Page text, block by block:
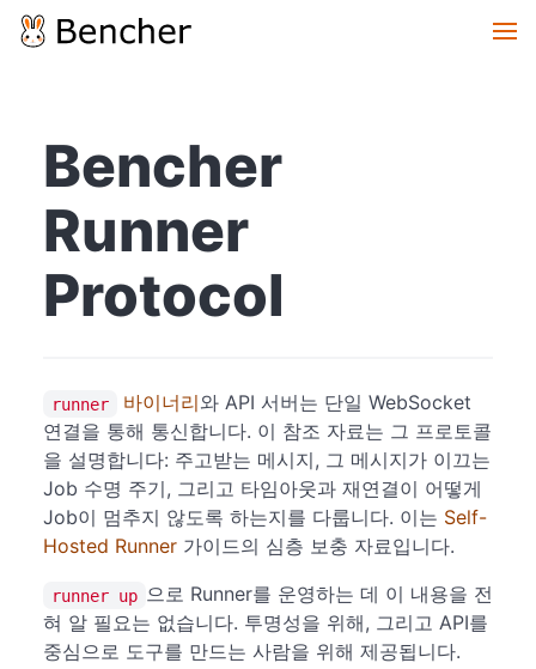
Bencher
Runner
Protocol
runner 바이너리와 API 서버는 단일 WebSocket
연결을 통해 통신합니다. 이 참조 자료는 그 프로토콜
을 설명합니다: 주고받는 메시지, 그 메시지가 이끄는
Job 수명 주기, 그리고 타임아웃과 재연결이 어떻게
Job이 멈추지 않도록 하는지를 다룹니다. 이는 Self-
Hosted Runner 가이드의 심층 보충 자료입니다.
runner up 으로 Runner를 운영하는 데 이 내용을 전
혀 알 필요는 없습니다. 투명성을 위해, 그리고 API를
중심으로 도구를 만드는 사람을 위해 제공됩니다.